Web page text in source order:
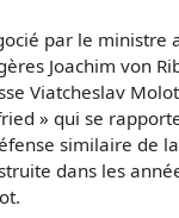
par le ministre
Joachim von
Viatcheslav
» qui se
similaire de
dans les